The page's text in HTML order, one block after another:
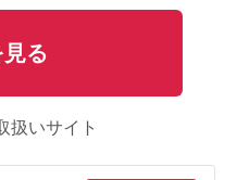
る
扱いサイト